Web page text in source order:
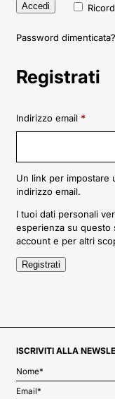
Accedi
Password dimenticata?
Registrati
Indirizzo email *
Un link per impostare
indirizzo email.
I tuoi dati personali
esperienza su questo
account e per altri
Registrati
ISCRIVITI ALLA